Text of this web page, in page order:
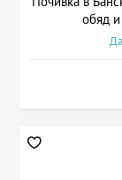
обяд